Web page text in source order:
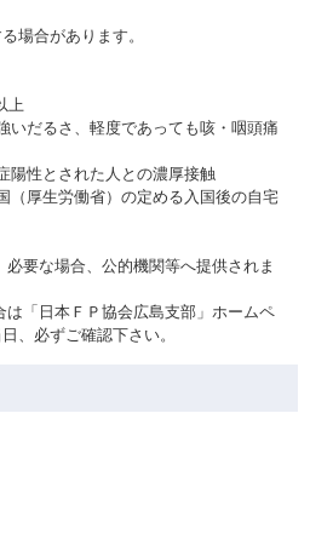
場合があります。
上
いだるさ、軽度であっても咳・咽頭痛
陽性とされた人との濃厚接触
（厚生労働省）の定める入国後の自宅
要な場合、公的機関等へ提供されま
「日本ＦＰ協会広島支部」ホームペ
、必ずご確認下さい。